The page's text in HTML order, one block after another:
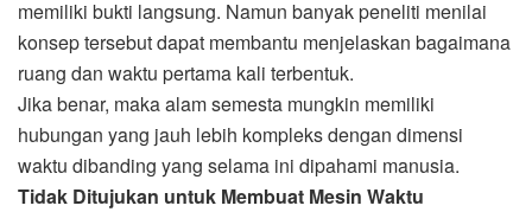
memiliki bukti langsung. Namun banyak peneliti menilai
konsep tersebut dapat membantu menjelaskan bagaimana
ruang dan waktu pertama kali terbentuk.
Jika benar, maka alam semesta mungkin memiliki
hubungan yang jauh lebih kompleks dengan dimensi
waktu dibanding yang selama ini dipahami manusia.
Tidak Ditujukan untuk Membuat Mesin Waktu